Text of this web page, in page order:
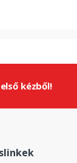
első kézből!